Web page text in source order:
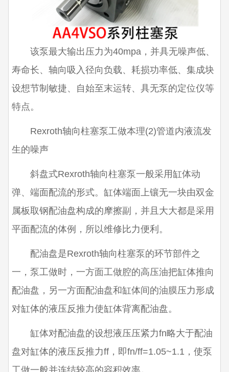
该泵最大输出压力为40mpa，并具无噪声低、
寿命长、轴向吸入径向负载、耗损功率低、集成块
设想节制敏捷、自始至末运转、具无泵的定位仪等
特点。
Rexroth轴向柱塞泵工做本理(2)管道内液流发
生的噪声
斜盘式Rexroth轴向柱塞泵一般采用缸体动
弹、端面配流的形式。缸体端面上镶无一块由双金
属板取钢配油盘构成的摩擦副，并且大大都是采用
平面配流的体例，所以维修比力便利。
配油盘是Rexroth轴向柱塞泵的环节部件之
一，泵工做时，一方面工做腔的高压油把缸体推向
配油盘，另一方面配油盘和缸体间的油膜压力形成
对缸体的液压反推力使缸体背离配油盘。
缸体对配油盘的设想液压压紧力fn略大于配油
盘对缸体的液压反推力ff，即fn/ff=1.05~1.1，使泵
工做一般并连结较高的容积效率。